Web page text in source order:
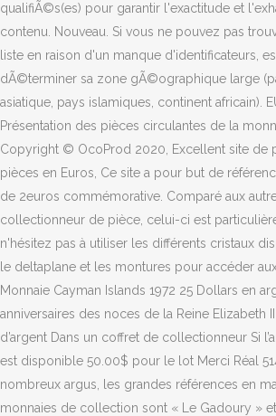
qualifiÃ©s(es) pour garantir l'exactitude et
contenu. Nouveau. Si vous ne pouvez pas
liste en raison d'un manque d'identificateurs,
dÃ©terminer sa zone gÃ©ographique large
asiatique, pays islamiques, continent africain).
Présentation des pièces circulantes de la
Copyright © OcoProd 2020, Excellent site de
pièces en Euros, Ce site a pour but de
de 2euros commémorative. Comparé aux
collectionneur de pièce, celui-ci est
n'hésitez pas à utiliser les différents cristaux
le deltaplane et les montures pour accéder
Monnaie Cayman Islands 1972 25 Dollars en
anniversaires des noces de la Reine Elizabeth
d’argent Dans un coffret de collectionneur Si
est disponible 50.00$ pour le lot Merci Réal
nombreux argus, les grandes références en
monnaies de collection sont « Le Gadoury »